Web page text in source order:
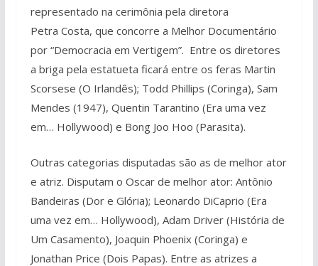
representado na cerimônia pela diretora
Petra Costa, que concorre a Melhor Documentário
por “Democracia em Vertigem”. Entre os diretores
a briga pela estatueta ficará entre os feras Martin
Scorsese (O Irlandês); Todd Phillips (Coringa), Sam
Mendes (1947), Quentin Tarantino (Era uma vez
em… Hollywood) e Bong Joo Hoo (Parasita).
Outras categorias disputadas são as de melhor ator
e atriz. Disputam o Oscar de melhor ator: Antônio
Bandeiras (Dor e Glória); Leonardo DiCaprio (Era
uma vez em… Hollywood), Adam Driver (História de
Um Casamento), Joaquin Phoenix (Coringa) e
Jonathan Price (Dois Papas). Entre as atrizes a